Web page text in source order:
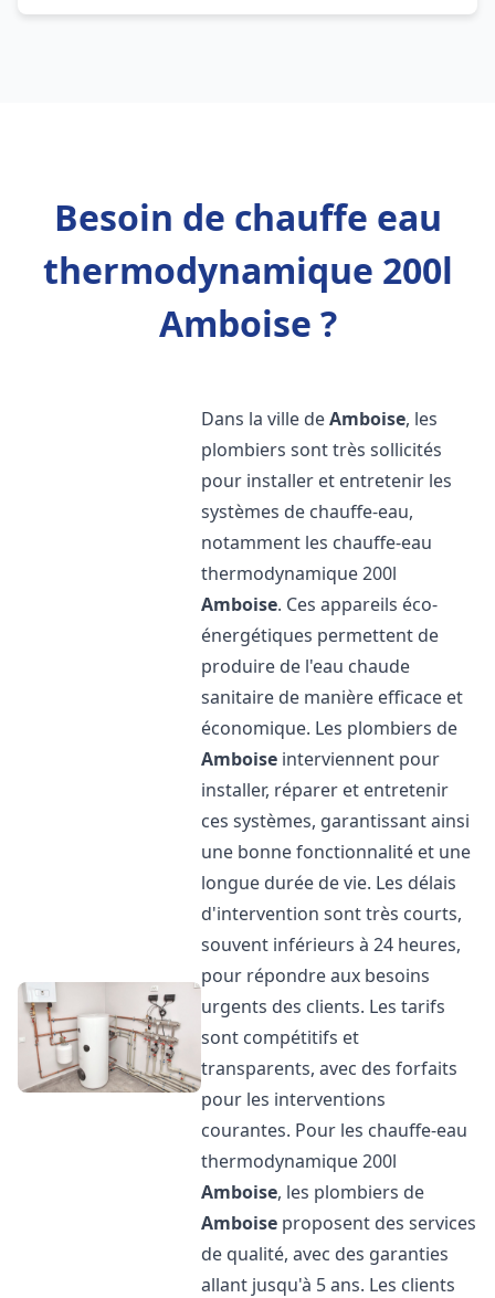
Besoin de chauffe eau
thermodynamique 200l
Amboise ?
Dans la ville deAmboise, les
plombiers sont très sollicités
pour installer et entretenir les
systèmes de chauffe-eau,
notamment les chauffe-eau
thermodynamique 200l
Amboise. Ces appareils éco-
énergétiques permettent de
produire de l'eau chaude
sanitaire de manière efficace et
économique. Les plombiers de
Amboise interviennent pour
installer, réparer et entretenir
ces systèmes, garantissant ainsi
une bonne fonctionnalité et une
longue durée de vie. Les délais
d'intervention sont très courts,
souvent inférieurs à 24 heures,
pour répondre aux besoins
urgents des clients. Les tarifs
sont compétitifs et
transparents, avec des forfaits
pour les interventions
courantes. Pour les chauffe-eau
thermodynamique 200l
Amboise, les plombiers de
Amboise proposent des services
de qualité, avec des garanties
allant jusqu'à 5 ans. Les clients